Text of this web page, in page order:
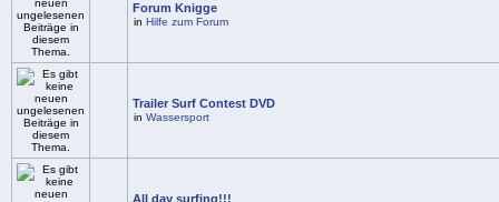
Forum Knigge
in Hilfe zum Forum
Trailer Surf Contest DVD
in Wassersport
All day surfing!!!